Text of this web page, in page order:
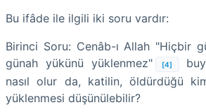
Bu ifâde ile ilgili iki soru vardır:
Birinci Soru: Cenâb-ı Allah "Hiçbir
günah yükünü yüklenmez"
[4]
nasıl olur da, katilin, öldürdüğü
yüklenmesi düşünülebilir?